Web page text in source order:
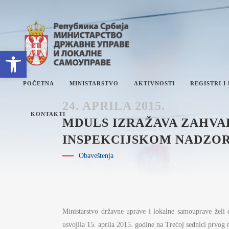
Open toolbar
POČETNA MINISTARSTVO
O MINISTARSTVU
SEKTORI
UPRAVNI INSPEKTORAT
AKTIVNOSTI REGISTRI I
KONTAKTI
24. APRILA 2015.
MDULS IZRAŽAVA
INSPEKCIJSKOM
Obaveštenja
Ministarstvo državne uprave i lokalne samouprave
usvojila 15. aprila 2015. godine na Trećoj sednici prvog